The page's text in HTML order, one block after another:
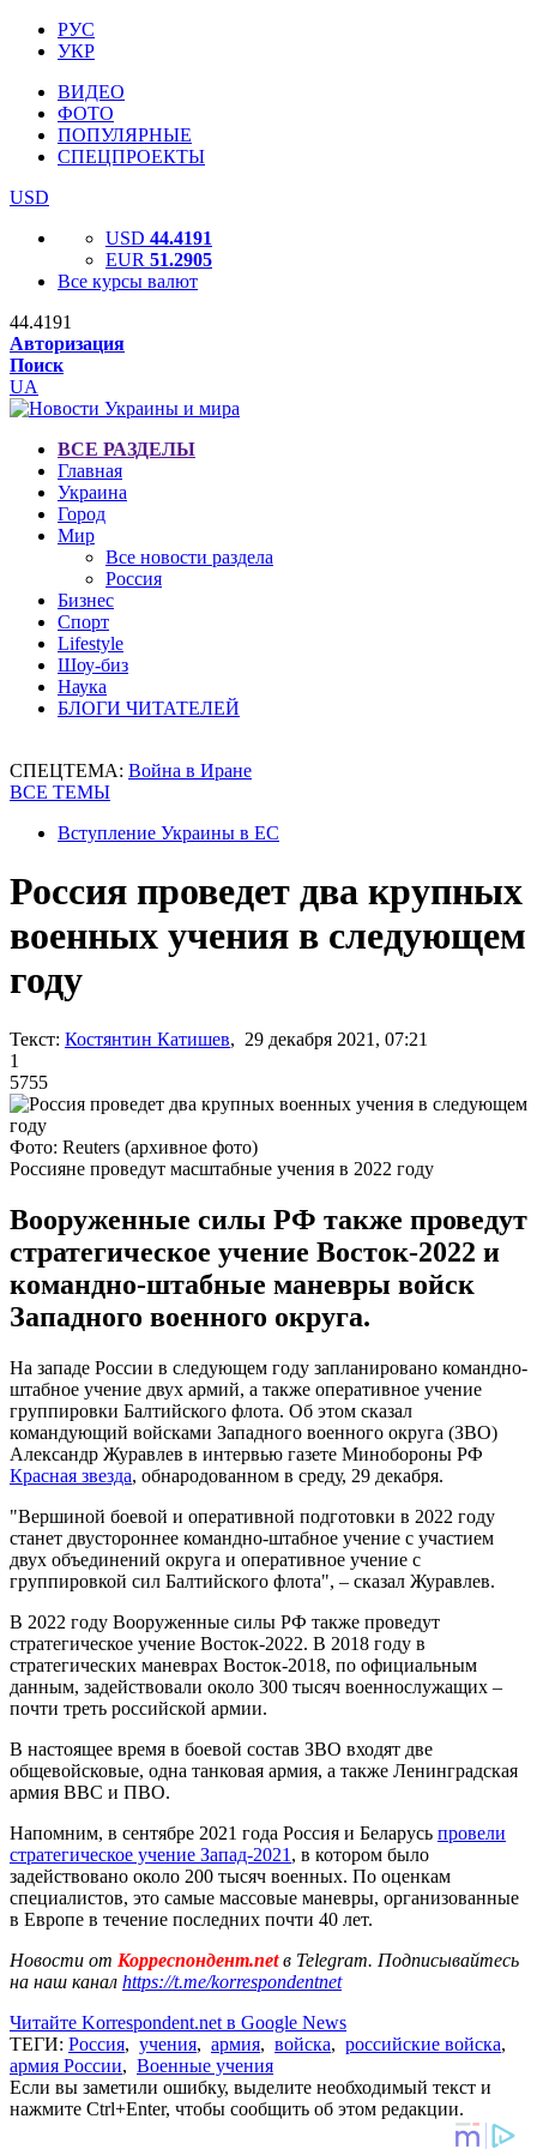
РУС
УКР
ВИДЕО
ФОТО
ПОПУЛЯРНЫЕ
СПЕЦПРОЕКТЫ
USD
USD 44.4191
EUR 51.2905
Все курсы валют
44.4191
Авторизация
Поиск
UA
ВСЕ РАЗДЕЛЫ
Главная
Украина
Город
Мир
Все новости раздела
Россия
Бизнес
Спорт
Lifestyle
Шоу-биз
Наука
БЛОГИ ЧИТАТЕЛЕЙ
СПЕЦТЕМА: Война в Иране
ВСЕ ТЕМЫ
Вступление Украины в ЕС
Россия проведет два крупных
военных учения в следующем
году
Текст: Костянтин Катишев, 29 декабря 2021, 07:21
1
5755
Фото: Reuters (архивное фото)
Россияне проведут масштабные учения в 2022 году
Вооруженные силы РФ также проведут
стратегическое учение Восток-2022 и
командно-штабные маневры войск
Западного военного округа.
На западе России в следующем году запланировано командно-
штабное учение двух армий, а также оперативное учение
группировки Балтийского флота. Об этом сказал
командующий войсками Западного военного округа (ЗВО)
Александр Журавлев в интервью газете Минобороны РФ
Красная звезда, обнародованном в среду, 29 декабря.
"Вершиной боевой и оперативной подготовки в 2022 году
станет двустороннее командно-штабное учение с участием
двух объединений округа и оперативное учение с
группировкой сил Балтийского флота", – сказал Журавлев.
В 2022 году Вооруженные силы РФ также проведут
стратегическое учение Восток-2022. В 2018 году в
стратегических маневрах Восток-2018, по официальным
данным, задействовали около 300 тысяч военнослужащих –
почти треть российской армии.
В настоящее время в боевой состав ЗВО входят две
общевойсковые, одна танковая армия, а также Ленинградская
армия ВВС и ПВО.
Напомним, в сентябре 2021 года Россия и Беларусь провели
стратегическое учение Запад-2021 , в котором было
задействовано около 200 тысяч военных. По оценкам
специалистов, это самые массовые маневры, организованные
в Европе в течение последних почти 40 лет.
Новости от Корреспондент.netв Telegram. Подписывайтесь
на наш канал https://t.me/korrespondentnet
Читайте Korrespondent.net в Google News
ТЕГИ: Россия, учения, армия, войска, российские войска,
армия России, Военные учения
Если вы заметили ошибку, выделите необходимый текст и
нажмите Ctrl+Enter, чтобы сообщить об этом редакции.